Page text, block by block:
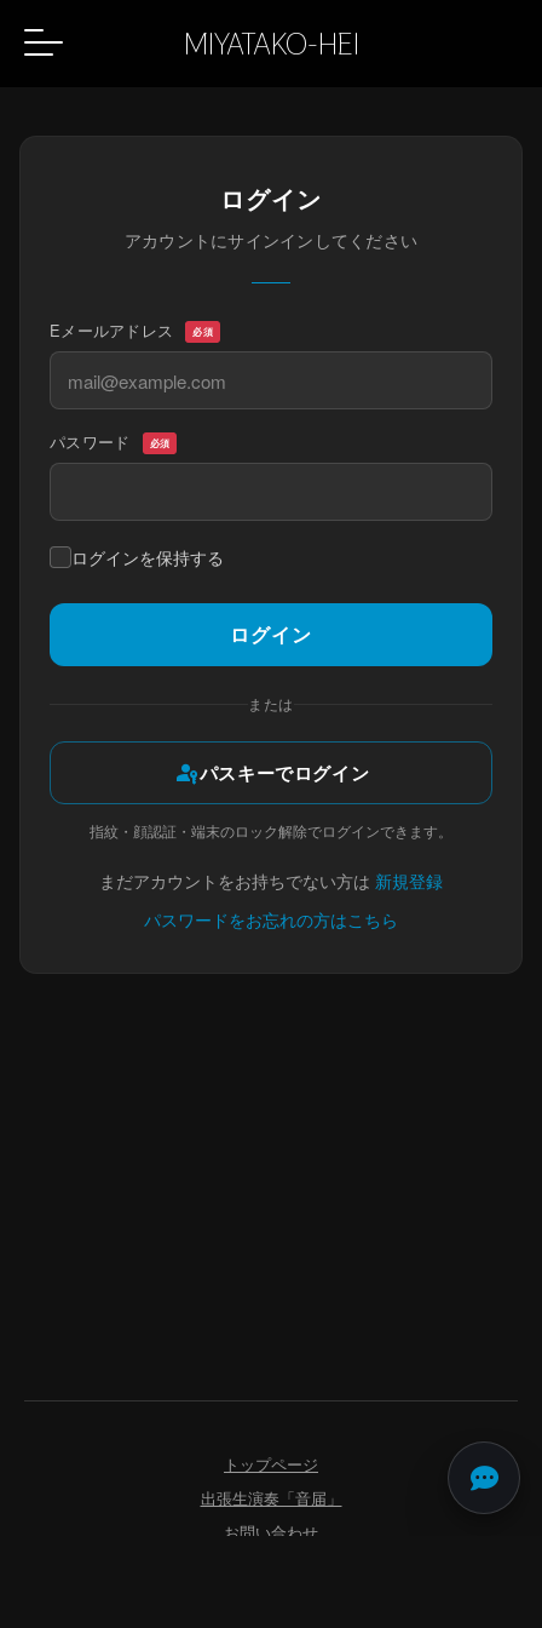
MIYATAKO-HEI
ログイン
アカウントにサインインしてください
Eメールアドレス 必須
パスワード 必須
ログインを保持する
ログイン
または
passkeyパスキーでログイン
指紋・顔認証・端末のロック解除でログインできます。
まだアカウントをお持ちでない方は 新規登録
パスワードをお忘れの方はこちら
トップページ
出張生演奏「音届」
お問い合わせ